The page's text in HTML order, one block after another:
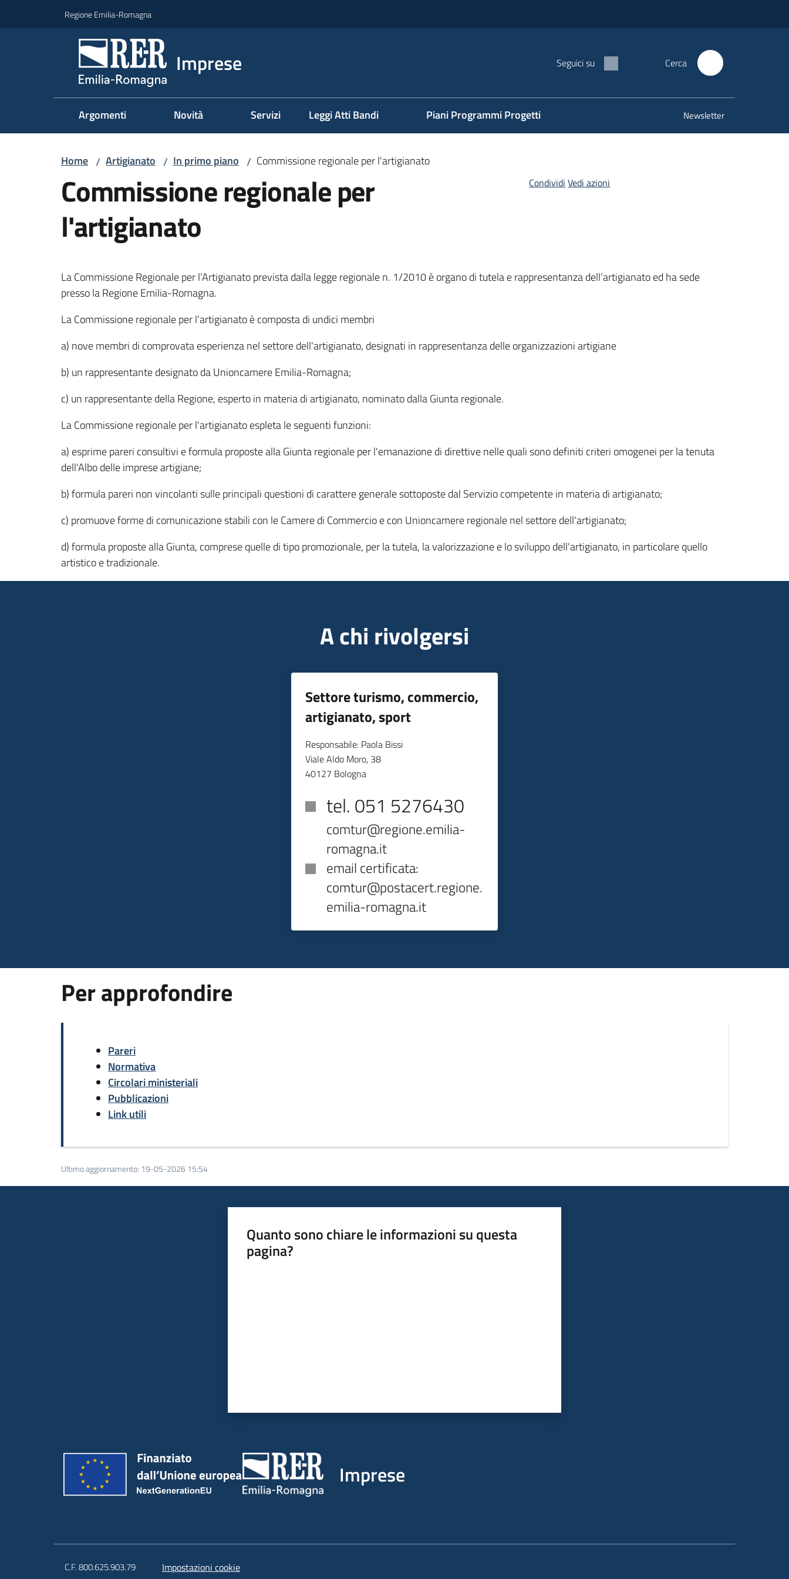
Regione Emilia-Romagna
Imprese Seguici su Cerca
Argomenti Novità Servizi Leggi Atti Bandi Piani Programmi Progetti Newsletter
Home / Artigianato / In primo piano / Commissione regionale per l'artigianato
Commissione regionale per
l'artigianato
Condividi Vedi azioni
La Commissione Regionale per l’Artigianato prevista dalla legge regionale n. 1/2010 è organo di tutela e rappresentanza dell’artigianato ed ha sede
presso la Regione Emilia-Romagna.
La Commissione regionale per l'artigianato è composta di undici membri
a) nove membri di comprovata esperienza nel settore dell'artigianato, designati in rappresentanza delle organizzazioni artigiane
b) un rappresentante designato da Unioncamere Emilia-Romagna;
c) un rappresentante della Regione, esperto in materia di artigianato, nominato dalla Giunta regionale.
La Commissione regionale per l'artigianato espleta le seguenti funzioni:
a) esprime pareri consultivi e formula proposte alla Giunta regionale per l'emanazione di direttive nelle quali sono definiti criteri omogenei per la tenuta
dell'Albo delle imprese artigiane;
b) formula pareri non vincolanti sulle principali questioni di carattere generale sottoposte dal Servizio competente in materia di artigianato;
c) promuove forme di comunicazione stabili con le Camere di Commercio e con Unioncamere regionale nel settore dell'artigianato;
d) formula proposte alla Giunta, comprese quelle di tipo promozionale, per la tutela, la valorizzazione e lo sviluppo dell'artigianato, in particolare quello
artistico e tradizionale.
A chi rivolgersi
Settore turismo, commercio,
artigianato, sport
Responsabile: Paola Bissi
Viale Aldo Moro, 38
40127 Bologna
tel. 051 5276430
comtur@regione.emilia-
romagna.it
email certificata:
comtur@postacert.regione.
emilia-romagna.it
Per approfondire
Pareri
Normativa
Circolari ministeriali
Pubblicazioni
Link utili
Ultimo aggiornamento: 19-05-2026 15:54
Quanto sono chiare le informazioni su questa
pagina?
Imprese
C.F. 800.625.903.79 Impostazioni cookie